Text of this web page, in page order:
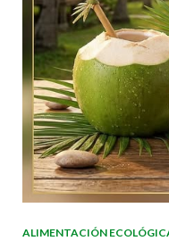
ALIMENTACIÓN